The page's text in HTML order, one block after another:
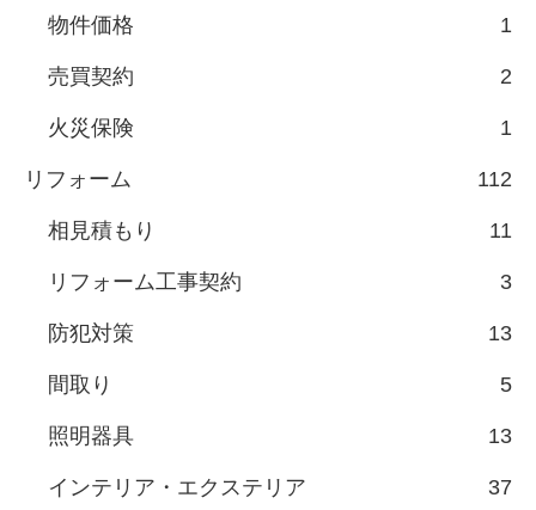
物件価格 1
売買契約 2
火災保険 1
リフォーム 112
相見積もり 11
リフォーム工事契約 3
防犯対策 13
間取り 5
照明器具 13
インテリア・エクステリア 37